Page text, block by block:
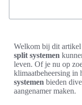
Welkom bij dit
split systemen
leven. Of je nu op
klimaatbeheersing in
systemen bieden
aangenamer maken.